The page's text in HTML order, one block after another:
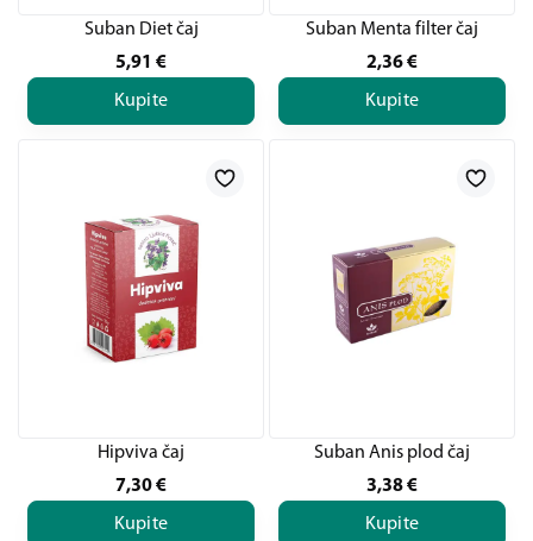
Suban Diet čaj
5,91 €
Kupite
Suban Menta filter čaj
2,36€
Kupite
Hipviva čaj
7,30€
Kupite
Suban Anis plod čaj
3,38€
Kupite